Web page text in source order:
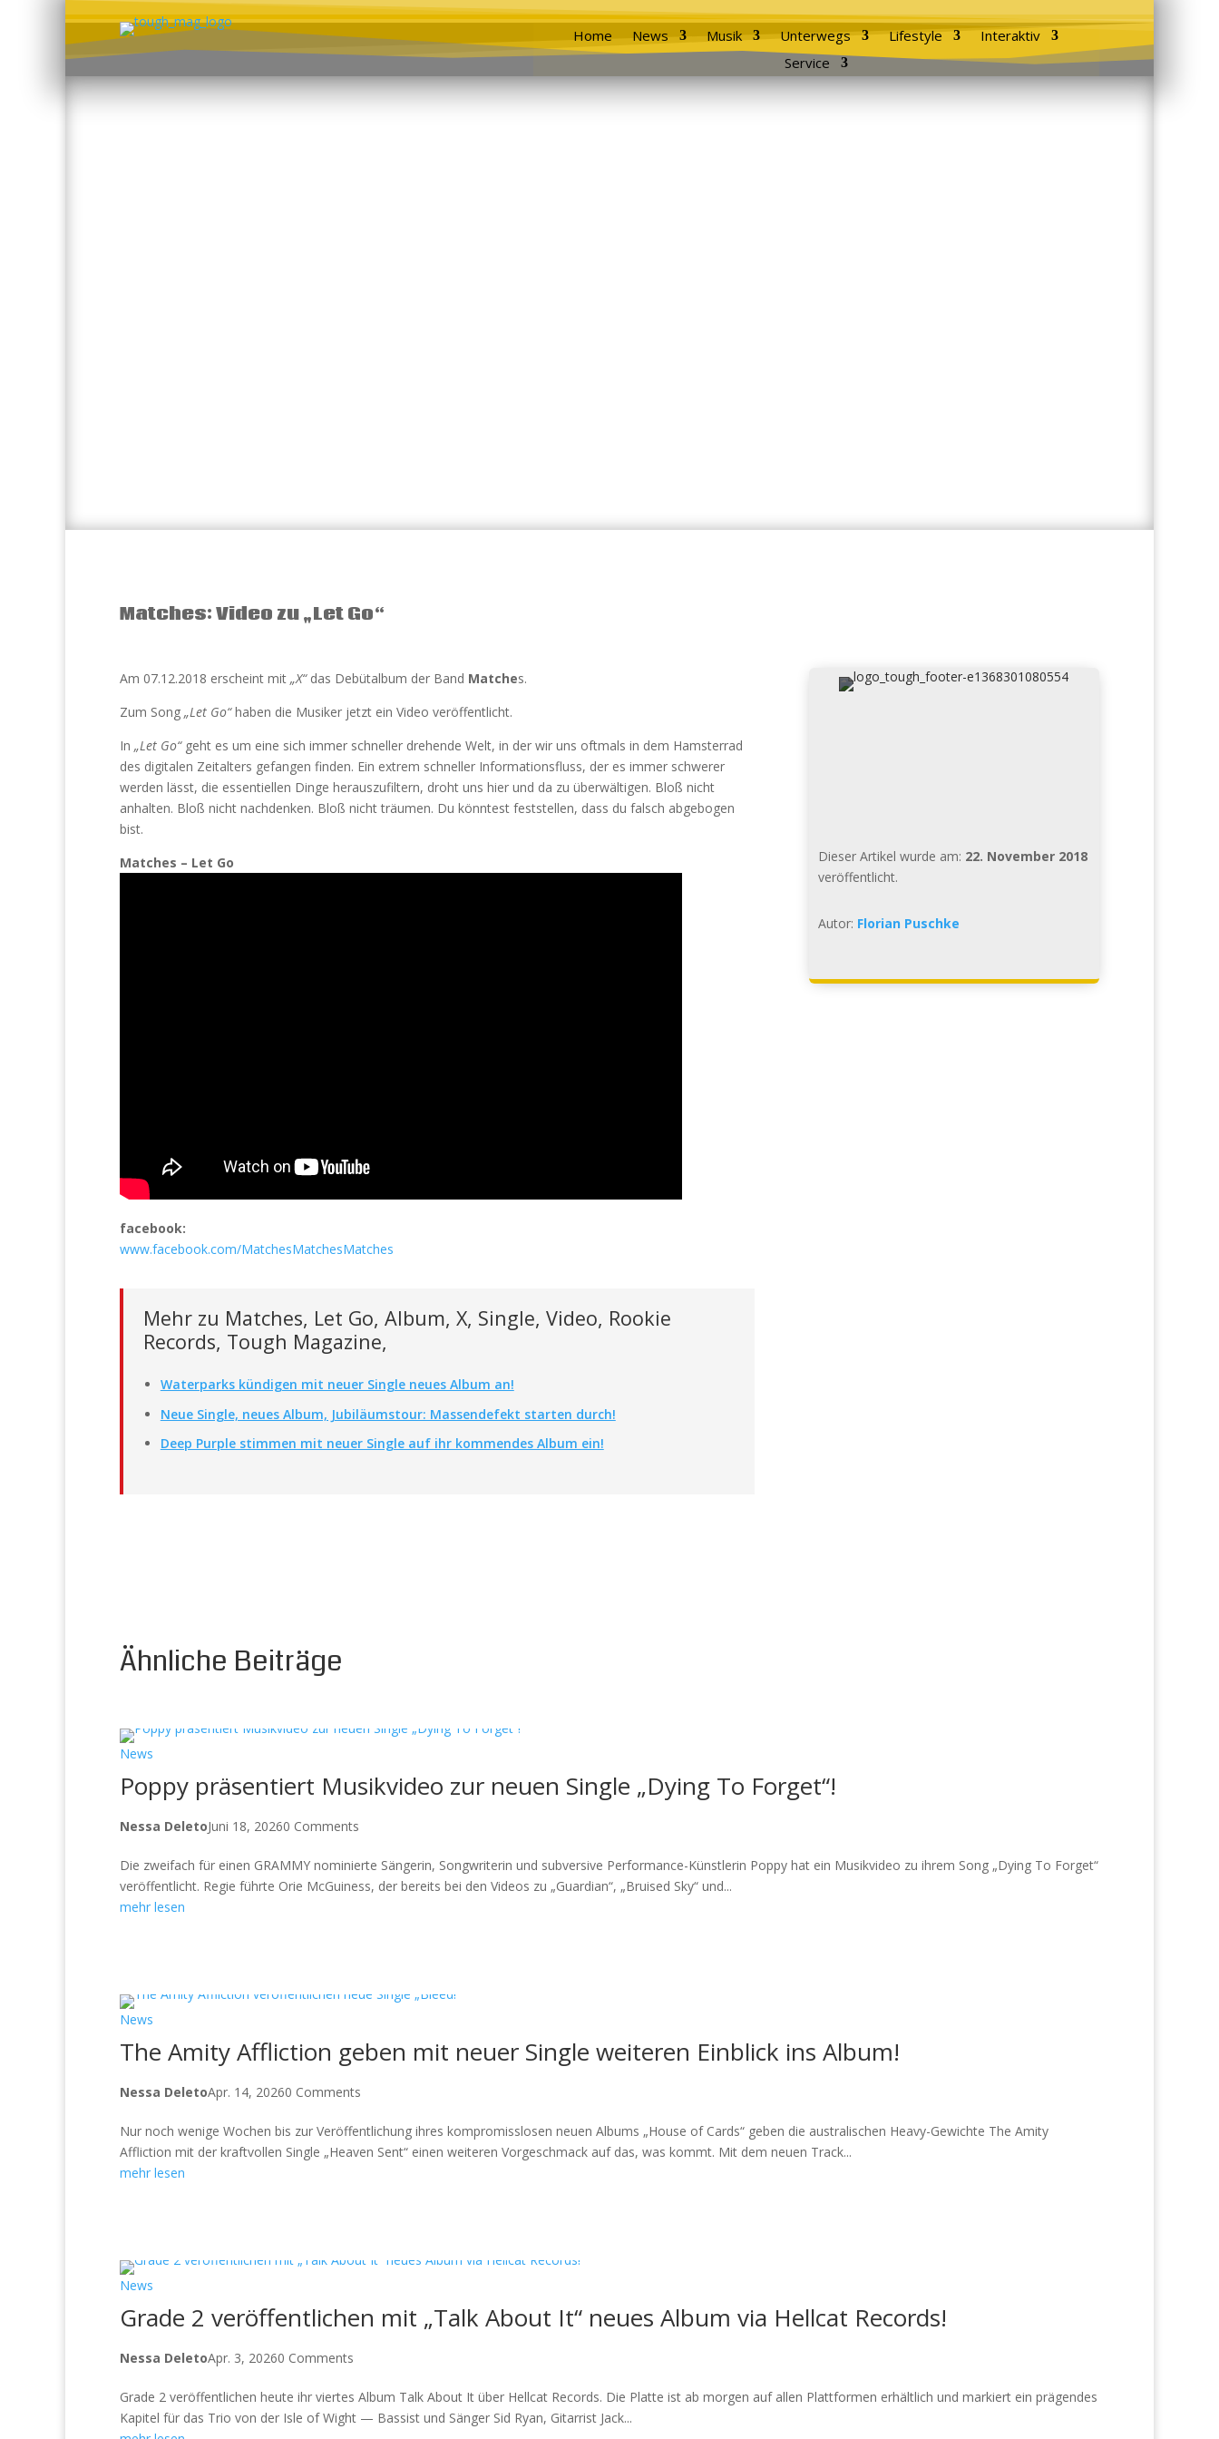
Home News Musik Unterwegs Lifestyle
Interaktiv
Service
Matches: Video zu „Let Go“
Am 07.12.2018 erscheint mit „X“das Debütalbum der Band Matches.
Zum Song „Let Go“haben die Musiker jetzt ein Video veröffentlicht.
In „Let Go“geht es um eine sich immer schneller drehende Welt, in der wir uns oftmals in dem Hamsterrad
des digitalen Zeitalters gefangen finden. Ein extrem schneller Informationsfluss, der es immer schwerer
werden lässt, die essentiellen Dinge herauszufiltern, droht uns hier und da zu überwältigen. Bloß nicht
anhalten. Bloß nicht nachdenken. Bloß nicht träumen. Du könntest feststellen, dass du falsch abgebogen
bist.
Matches – Let Go
facebook:
www.facebook.com/MatchesMatchesMatches
Mehr zu Matches, Let Go, Album, X, Single, Video, Rookie
Records, Tough Magazine,
Waterparks kündigen mit neuer Single neues Album an!
Neue Single, neues Album, Jubiläumstour: Massendefekt starten durch!
Deep Purple stimmen mit neuer Single auf ihr kommendes Album ein!
Dieser Artikel wurde am: 22. November 2018
veröffentlicht.
Autor: Florian Puschke
Ähnliche Beiträge
News
Poppy präsentiert Musikvideo zur neuen Single „Dying To Forget“!
Nessa DeletoJuni 18, 20260 Comments
Die zweifach für einen GRAMMY nominierte Sängerin, Songwriterin und subversive Performance-Künstlerin Poppy hat ein Musikvideo zu ihrem Song „Dying To Forget“
veröffentlicht. Regie führte Orie McGuiness, der bereits bei den Videos zu „Guardian“, „Bruised Sky“ und...
mehr lesen
News
The Amity Affliction geben mit neuer Single weiteren Einblick ins Album!
Nessa DeletoApr. 14, 20260 Comments
Nur noch wenige Wochen bis zur Veröffentlichung ihres kompromisslosen neuen Albums „House of Cards“ geben die australischen Heavy-Gewichte The Amity
Affliction mit der kraftvollen Single „Heaven Sent“ einen weiteren Vorgeschmack auf das, was kommt. Mit dem neuen Track...
mehr lesen
News
Grade 2 veröffentlichen mit „Talk About It“ neues Album via Hellcat Records!
Nessa DeletoApr. 3, 20260 Comments
Grade 2 veröffentlichen heute ihr viertes Album Talk About It über Hellcat Records. Die Platte ist ab morgen auf allen Plattformen erhältlich und markiert ein prägendes
Kapitel für das Trio von der Isle of Wight — Bassist und Sänger Sid Ryan, Gitarrist Jack...